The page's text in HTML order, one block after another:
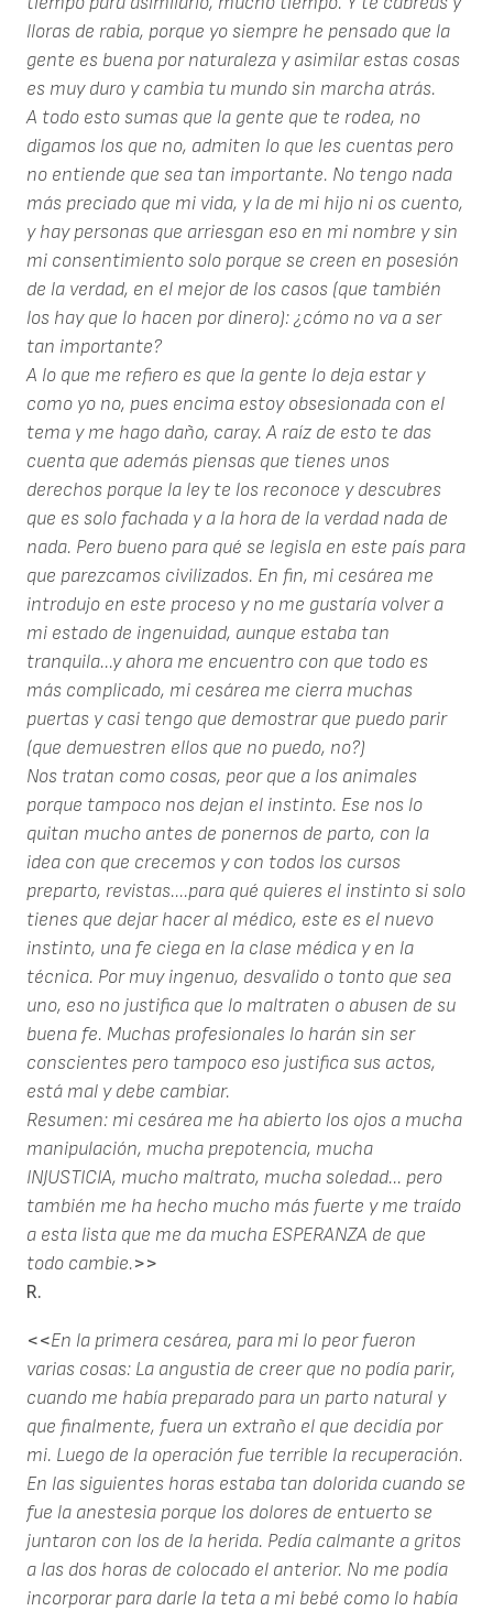
lloras de rabia, porque yo siempre he pensado que la
gente es buena por naturaleza y asimilar estas cosas
es muy duro y cambia tu mundo sin marcha atrás.
A todo esto sumas que la gente que te rodea, no
digamos los que no, admiten lo que les cuentas pero
no entiende que sea tan importante. No tengo nada
más preciado que mi vida, y la de mi hijo ni os cuento,
y hay personas que arriesgan eso en mi nombre y sin
mi consentimiento solo porque se creen en posesión
de la verdad, en el mejor de los casos (que también
los hay que lo hacen por dinero): ¿cómo no va a ser
tan importante?
A lo que me refiero es que la gente lo deja estar y
como yo no, pues encima estoy obsesionada con el
tema y me hago daño, caray. A raíz de esto te das
cuenta que además piensas que tienes unos
derechos porque la ley te los reconoce y descubres
que es solo fachada y a la hora de la verdad nada de
nada. Pero bueno para qué se legisla en este país para
que parezcamos civilizados. En fin, mi cesárea me
introdujo en este proceso y no me gustaría volver a
mi estado de ingenuidad, aunque estaba tan
tranquila...y ahora me encuentro con que todo es
más complicado, mi cesárea me cierra muchas
puertas y casi tengo que demostrar que puedo parir
(que demuestren ellos que no puedo, no?)
Nos tratan como cosas, peor que a los animales
porque tampoco nos dejan el instinto. Ese nos lo
quitan mucho antes de ponernos de parto, con la
idea con que crecemos y con todos los cursos
preparto, revistas....para qué quieres el instinto si solo
tienes que dejar hacer al médico, este es el nuevo
instinto, una fe ciega en la clase médica y en la
técnica. Por muy ingenuo, desvalido o tonto que sea
uno, eso no justifica que lo maltraten o abusen de su
buena fe. Muchas profesionales lo harán sin ser
conscientes pero tampoco eso justifica sus actos,
está mal y debe cambiar.
Resumen: mi cesárea me ha abierto los ojos a mucha
manipulación, mucha prepotencia, mucha
INJUSTICIA, mucho maltrato, mucha soledad... pero
también me ha hecho mucho más fuerte y me traído
a esta lista que me da mucha ESPERANZA de que
todo cambie.>>
R.
<<En la primera cesárea, para mi lo peor fueron
varias cosas: La angustia de creer que no podía parir,
cuando me había preparado para un parto natural y
que finalmente, fuera un extraño el que decidía por
mi. Luego de la operación fue terrible la recuperación.
En las siguientes horas estaba tan dolorida cuando se
fue la anestesia porque los dolores de entuerto se
juntaron con los de la herida. Pedía calmante a gritos
a las dos horas de colocado el anterior. No me podía
incorporar para darle la teta a mi bebé como lo había